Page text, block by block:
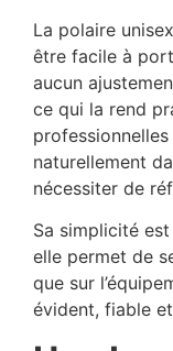
La polaire
être facile à
aucun
ce qui la rend
naturellement
nécessiter de
Sa simplicité
elle permet de
que sur
évident, fiable